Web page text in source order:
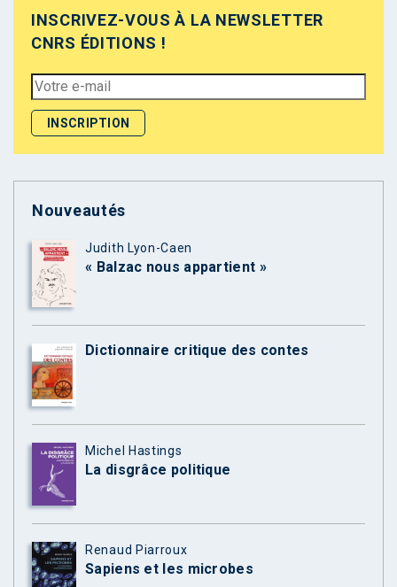
INSCRIVEZ-VOUS À LA NEWSLETTER
CNRS ÉDITIONS !
Nouveautés
Judith Lyon-Caen
« Balzac nous appartient »
Dictionnaire critique des contes
Michel Hastings
La disgrâce politique
Renaud Piarroux
Sapiens et les microbes